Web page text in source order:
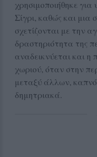
χρησιμοποιήθηκε για
Σίγρι, καθώς και μια
σχετίζονται με την
δραστηριότητα της
αναδεικνύεται και η
χωριού, όταν στην
μεταξύ άλλων,
δημητριακά.